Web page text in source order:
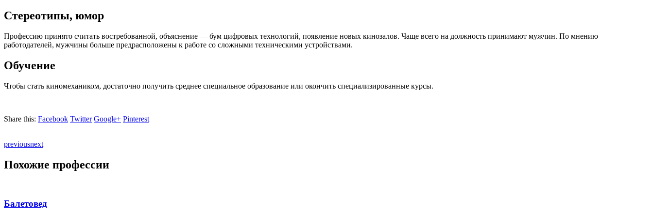
Стереотипы, юмор
Профессию принято считать востребованной, объяснение — бум цифровых технологий, появление новых кинозалов. Чаще всего на должность принимают мужчин. По мнению
работодателей, мужчины больше предрасположены к работе со сложными техническими устройствами.
Обучение
Чтобы стать киномехаником, достаточно получить среднее специальное образование или окончить специализированные курсы.
Share this: Facebook Twitter Google+ Pinterest
previousnext
Похожие профессии
Балетовед